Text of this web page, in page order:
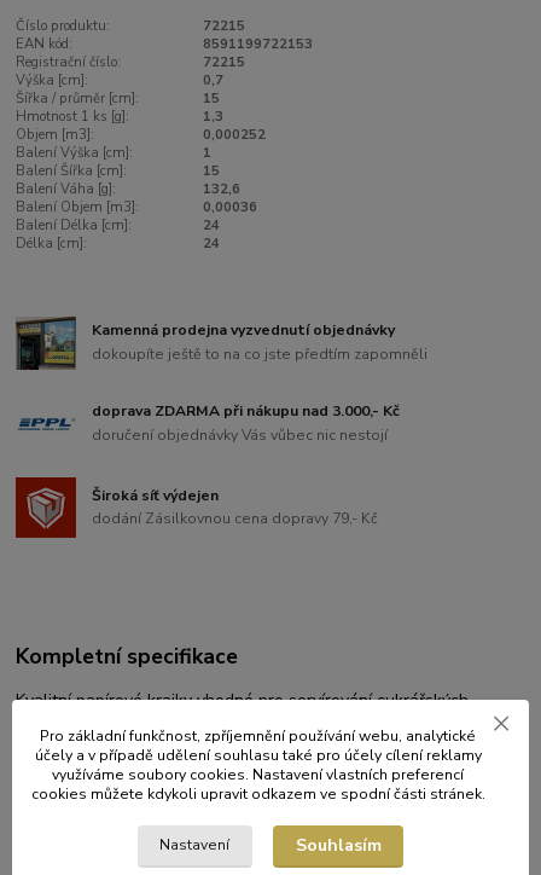
Číslo produktu:
72215
EAN kód:
8591199722153
Registrační číslo:
72215
Výška [cm]:
0,7
Šířka / průměr [cm]:
15
Hmotnost 1 ks [g]:
1,3
Objem [m3]:
0,000252
Balení Výška [cm]:
1
Balení Šířka [cm]:
15
Balení Váha [g]:
132,6
Balení Objem [m3]:
0,00036
Balení Délka [cm]:
24
Délka [cm]:
24
Kamenná prodejna vyzvednutí objednávky
dokoupíte ještě to na co jste předtím zapomněli
doprava ZDARMA při nákupu nad 3.000,- Kč
doručení objednávky Vás vůbec nic nestojí
Široká síť výdejen
dodání Zásilkovnou cena dopravy 79,- Kč
Kompletní specifikace
Kvalitní papírové krajky vhodné pro servírování cukrářských
výrobků a jiných specialit.
balení: 100 ks
Původ zboží
Pro základní funkčnost, zpříjemnění používání webu, analytické
účely a v případě udělení souhlasu také pro účely cílení reklamy
využíváme soubory cookies. Nastavení vlastních preferencí
cookies můžete kdykoli upravit odkazem ve spodní části stránek.
Nastavení Souhlasím